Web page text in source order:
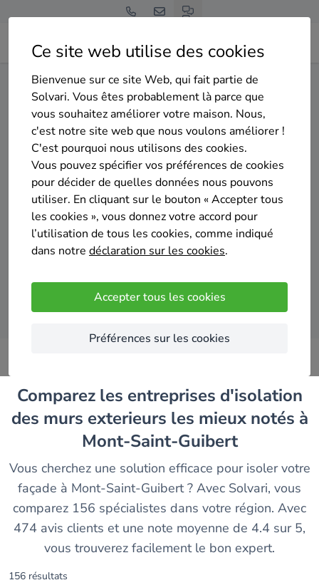
Ce site web utilise des cookies
Bienvenue sur ce site Web, qui fait partie de
Solvari. Vous êtes probablement là parce que
vous souhaitez améliorer votre maison. Nous,
c'est notre site web que nous voulons améliorer !
C'est pourquoi nous utilisons des cookies.
Vous pouvez spécifier vos préférences de cookies
pour décider de quelles données nous pouvons
utiliser. En cliquant sur le bouton « Accepter tous
les cookies », vous donnez votre accord pour
l’utilisation de tous les cookies, comme indiqué
dans notre déclaration sur les cookies.
Accepter tous les cookies
Préférences sur les cookies
Home Isolation des murs extérieurs
Brabant wallon
Mont-Saint-Guibert
Gratuit et sans engagement
Top 20 des entreprises
d'isolation des murs exterieurs
à Mont-Saint-Guibert
Comparer des devis
Comparez les entreprises d'isolation
des murs exterieurs les mieux notés à
Mont-Saint-Guibert
Vous cherchez une solution efficace pour isoler votre
façade à Mont-Saint-Guibert ? Avec Solvari, vous
comparez 156 spécialistes dans votre région. Avec
474 avis clients et une note moyenne de 4.4 sur 5,
vous trouverez facilement le bon expert.
156 résultats